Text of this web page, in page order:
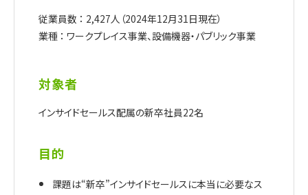
従業員数 ： 2,427人（2024年12月31日現在）
業種 ： ワークプレイス事業、設備機器・パブリック事業
対象者
インサイドセールス配属の新卒社員22名
目的
課題は“新卒”インサイドセールスに本当に必要なス